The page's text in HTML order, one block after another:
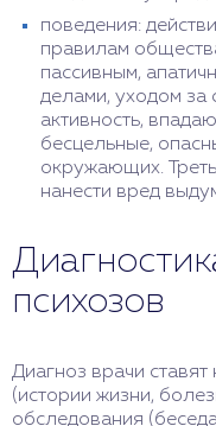
поведения:
правилам
пассивным,
делами, уходом
активность,
бесцельные,
окружающих.
нанести вред
психозов
Диагноз врачи
(истории жизни,
обследования